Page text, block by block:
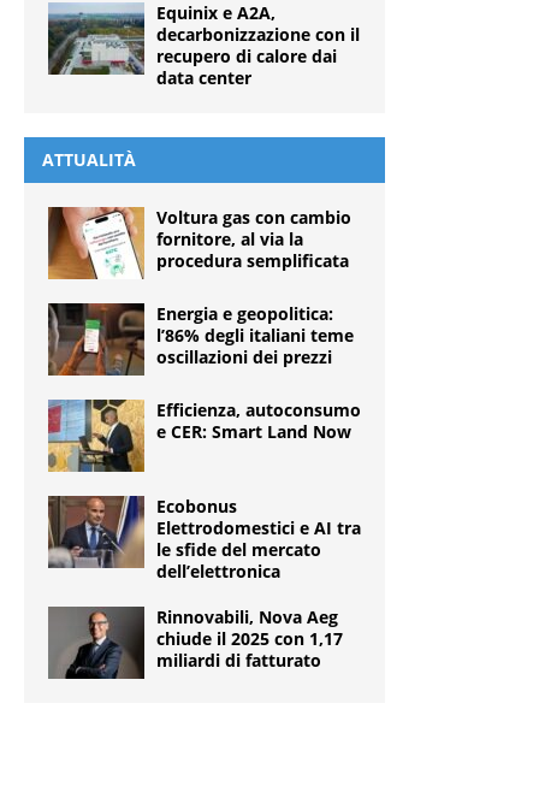
Equinix e A2A,
decarbonizzazione con il
recupero di calore dai
data center
ATTUALITÀ
Voltura gas con cambio
fornitore, al via la
procedura semplificata
Energia e geopolitica:
l’86% degli italiani teme
oscillazioni dei prezzi
Efficienza, autoconsumo
e CER: Smart Land Now
Ecobonus
Elettrodomestici e AI tra
le sfide del mercato
dell’elettronica
Rinnovabili, Nova Aeg
chiude il 2025 con 1,17
miliardi di fatturato